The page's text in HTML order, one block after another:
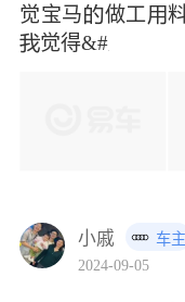
觉宝马做工
觉得&#x
小戚
车主
2024-09-05